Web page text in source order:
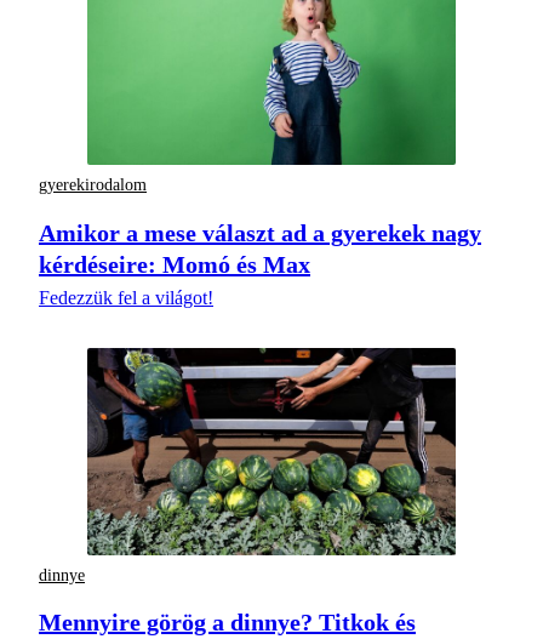
gyerekirodalom
Amikor a mese választ ad a gyerekek nagy
kérdéseire: Momó és Max
Fedezzük fel a világot!
dinnye
Mennyire görög a dinnye? Titkok és